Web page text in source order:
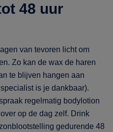
48 uur
van tevoren licht om
Zo kan de wax de haren
te blijven hangen aan
is je dankbaar).
regelmatig bodylotion
op de dag zelf. Drink
gedurende 48